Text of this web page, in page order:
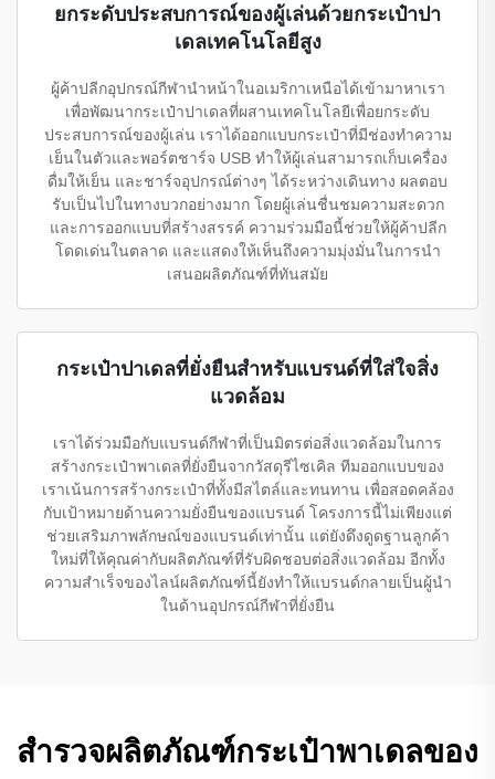
ยกระดับประสบการณ์ของผู้เล่นด้วยกระเป๋าปา
เดลเทคโนโลยีสูง
ผู้ค้าปลีกอุปกรณ์กีฬานำหน้าในอเมริกาเหนือได้เข้ามาหาเรา
เพื่อพัฒนากระเป๋าปาเดลที่ผสานเทคโนโลยีเพื่อยกระดับ
ประสบการณ์ของผู้เล่น เราได้ออกแบบกระเป๋าที่มีช่องทำความ
เย็นในตัวและพอร์ตชาร์จ USB ทำให้ผู้เล่นสามารถเก็บเครื่อง
ดื่มให้เย็น และชาร์จอุปกรณ์ต่างๆ ได้ระหว่างเดินทาง ผลตอบ
รับเป็นไปในทางบวกอย่างมาก โดยผู้เล่นชื่นชมความสะดวก
และการออกแบบที่สร้างสรรค์ ความร่วมมือนี้ช่วยให้ผู้ค้าปลีก
โดดเด่นในตลาด และแสดงให้เห็นถึงความมุ่งมั่นในการนำ
เสนอผลิตภัณฑ์ที่ทันสมัย
กระเป๋าปาเดลที่ยั่งยืนสำหรับแบรนด์ที่ใส่ใจสิ่ง
แวดล้อม
เราได้ร่วมมือกับแบรนด์กีฬาที่เป็นมิตรต่อสิ่งแวดล้อมในการ
สร้างกระเป๋าพาเดลที่ยั่งยืนจากวัสดุรีไซเคิล ทีมออกแบบของ
เราเน้นการสร้างกระเป๋าที่ทั้งมีสไตล์และทนทาน เพื่อสอดคล้อง
กับเป้าหมายด้านความยั่งยืนของแบรนด์ โครงการนี้ไม่เพียงแต่
ช่วยเสริมภาพลักษณ์ของแบรนด์เท่านั้น แต่ยังดึงดูดฐานลูกค้า
ใหม่ที่ให้คุณค่ากับผลิตภัณฑ์ที่รับผิดชอบต่อสิ่งแวดล้อม อีกทั้ง
ความสำเร็จของไลน์ผลิตภัณฑ์นี้ยังทำให้แบรนด์กลายเป็นผู้นำ
ในด้านอุปกรณ์กีฬาที่ยั่งยืน
สำรวจผลิตภัณฑ์กระเป๋าพาเดลของ